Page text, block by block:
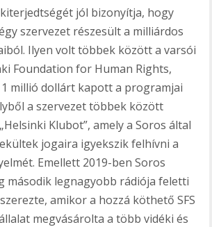
jól bizonyítja, hogy
szervezet részesült a milliárdos
Ilyen volt többek között a varsói
Foundation for Human Rights,
millió dollárt kapott a programjai
a szervezet többek között
Klubot”, amely a Soros által
jogaira igyekszik felhívni a
Emellett 2019-ben Soros
második legnagyobb rádiója feletti
amikor a hozzá köthető SFS
megvásárolta a több vidéki és